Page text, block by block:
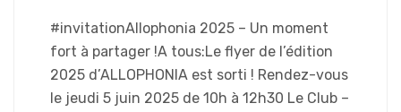
#invitationAllophonia 2025 – Un moment
fort à partager !A tous:Le flyer de l’édition
2025 d’ALLOPHONIA est sorti ! Rendez-vous
le jeudi 5 juin 2025 de 10h à 12h30 Le Club –